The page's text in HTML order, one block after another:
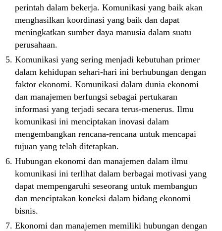
perintah dalam bekerja. Komunikasi yang baik akan
menghasilkan koordinasi yang baik dan dapat
meningkatkan sumber daya manusia dalam suatu
perusahaan.
Komunikasi yang sering menjadi kebutuhan primer
dalam kehidupan sehari-hari ini berhubungan dengan
faktor ekonomi. Komunikasi dalam dunia ekonomi
dan manajemen berfungsi sebagai pertukaran
informasi yang terjadi secara terus-menerus. Ilmu
komunikasi ini menciptakan inovasi dalam
mengembangkan rencana-rencana untuk mencapai
tujuan yang telah ditetapkan.
Hubungan ekonomi dan manajemen dalam ilmu
komunikasi ini terlihat dalam berbagai motivasi yang
dapat mempengaruhi seseorang untuk membangun
dan menciptakan koneksi dalam bidang ekonomi
bisnis.
Ekonomi dan manajemen memiliki hubungan dengan